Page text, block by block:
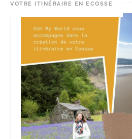
VOTRE ITINÉRAIRE EN ECOSSE